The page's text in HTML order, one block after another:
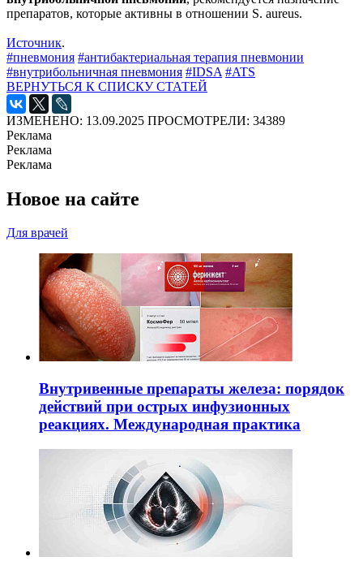
препаратов, которые активны в отношении S. aureus.
Источник.
#пневмония #антибактериальная терапия пневмонии
#внутрибольничная пневмония #IDSA #ATS
ВЕРНУТЬСЯ К СПИСКУ СТАТЕЙ
ИЗМЕНЕНО: 13.09.2025 ПРОСМОТРЕЛИ: 34389
Реклама
Реклама
Реклама
Новое на сайте
Для врачей
Внутривенные препараты железа: порядок
действий при острых инфузионных
реакциях. Международная практика